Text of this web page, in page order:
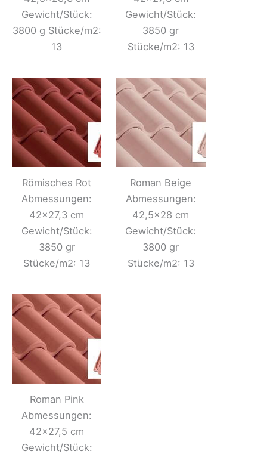
Gewicht/Stück:
3800 g Stücke/m2:
13
Gewicht/Stück:
3850 gr
Stücke/m2: 13
Römisches Rot
Abmessungen:
42×27,3 cm
Gewicht/Stück:
3850 gr
Stücke/m2: 13
Roman Beige
Abmessungen:
42,5×28 cm
Gewicht/Stück:
3800 gr
Stücke/m2: 13
Roman Pink
Abmessungen:
42×27,5 cm
Gewicht/Stück: